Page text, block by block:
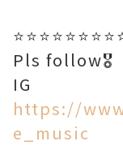
Pls follow🎖
IG
https://
e_music